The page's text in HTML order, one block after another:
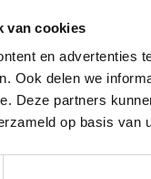
van cookies
en advertenties
Ook delen we
Deze partners
op basis van
uit ons
terug naar